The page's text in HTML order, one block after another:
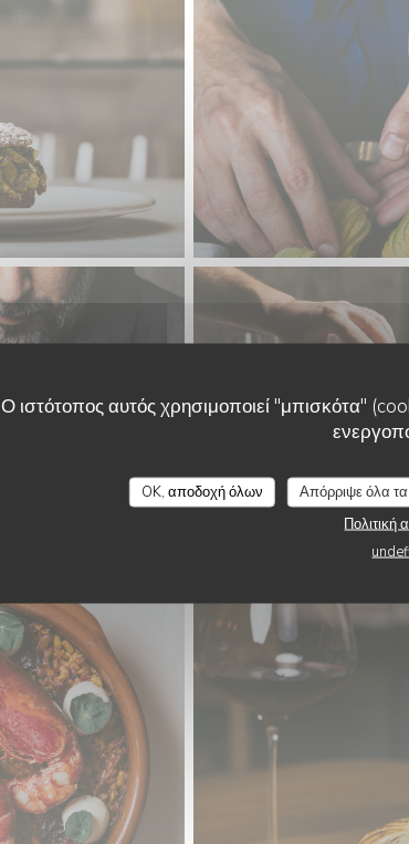
Ο ιστότοπος αυτός χρησιμοποιεί "μπισκότα"
OK, αποδοχή όλων Απόρριψε όλα
Πολιτική